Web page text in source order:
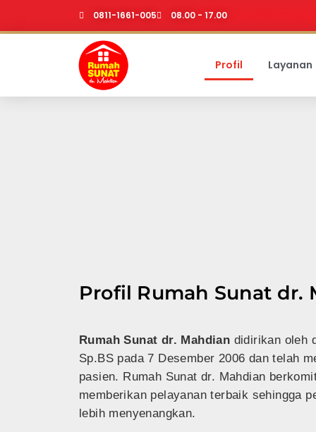
0811-1661-005 08.00 - 17.00
Profil Layanan
Profil Rumah Sunat dr.
Rumah Sunat dr. Mahdian didirikan oleh
Sp.BS pada 7 Desember 2006 dan telah
pasien. Rumah Sunat dr. Mahdian
memberikan pelayanan terbaik sehingga
lebih menyenangkan.